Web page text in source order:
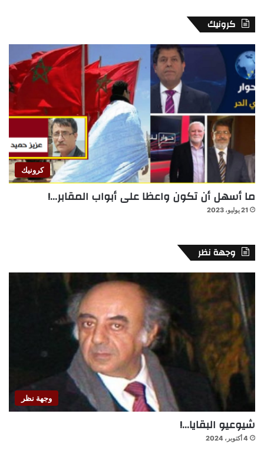
كرونيك
كرونيك
ما أسهل أن تكون واعظا على أبواب المقابر…!
21 يوليو، 2023
وجهة نظر
وجهة نظر
شيوعيو البقايا…!
4 أكتوبر، 2024